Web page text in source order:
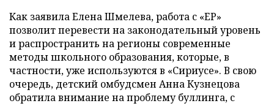
Как заявила Елена Шмелева, работа с «ЕР»
позволит перевести на законодательный уровень
и распространить на регионы современные
методы школьного образования, которые, в
частности, уже используются в «Сириусе». В свою
очередь, детский омбудсмен Анна Кузнецова
обратила внимание на проблему буллинга, с